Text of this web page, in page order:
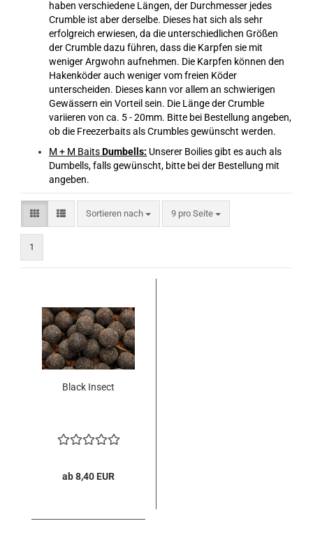
haben verschiedene Längen, der Durchmesser jedes
Crumble ist aber derselbe. Dieses hat sich als sehr
erfolgreich erwiesen, da die unterschiedlichen Größen
der Crumble dazu führen, dass die Karpfen sie mit
weniger Argwohn aufnehmen. Die Karpfen können den
Hakenköder auch weniger vom freien Köder
unterscheiden. Dieses kann vor allem an schwierigen
Gewässern ein Vorteil sein. Die Länge der Crumble
variieren von ca. 5 - 20mm. Bitte bei Bestellung angeben,
ob die Freezerbaits als Crumbles gewünscht werden.
M + M BaitsDumbells: Unserer Boilies gibt es auch als
Dumbells, falls gewünscht, bitte bei der Bestellung mit
angeben.
Sortieren nach
Sortieren nach 9 pro Seite
pro Seite
1
Black Insect
ab 8,40 EUR